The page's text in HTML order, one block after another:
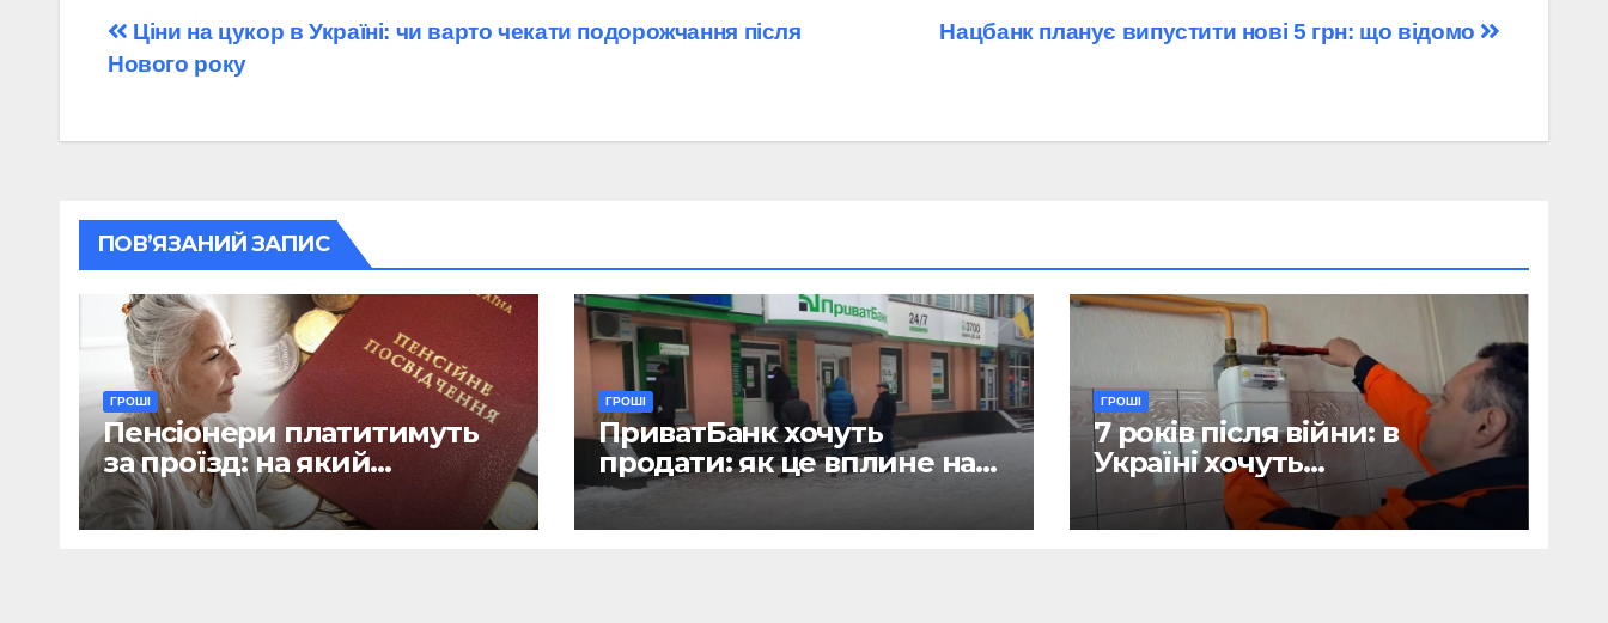
Навігація
записів
Нацбанк планує випустити нові 5 грн: що відомо
Ціни на цукор в Україні: чи варто чекати подорожчання після
Нового року
ПОВ’ЯЗАНИЙ ЗАПИС
ГРОШІ
Пенсіонери платитимуть
за проїзд: на який
транспорт не діятиме
пільга
ГРОШІ
ПриватБанк хочуть
продати: як це вплине на
отримання зарплат, пенсій
і стипендій
ГРОШІ
7 років після війни: в
Україні хочуть
відтермінувати
встановлення лічильників